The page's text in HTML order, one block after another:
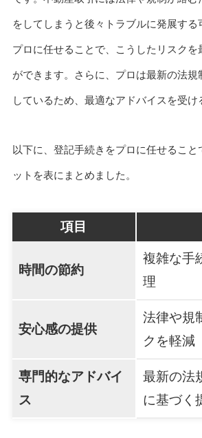
をしてしまうと後々トラブルに発展する
プロに任せることで、こうしたリスクを
ができます。さらに、プロは最新の法規
しているため、最適なアドバイスを受け
以下に、登記手続きをプロに任せること
ットを表にまとめました。
項目
時間の節約
複雑な手
理
安心感の提供
法律や規
クを軽減
専門的なアドバイ
ス
最新の法
に基づく